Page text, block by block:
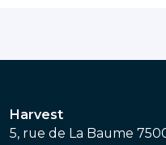
Harvest
5, rue de La Baume